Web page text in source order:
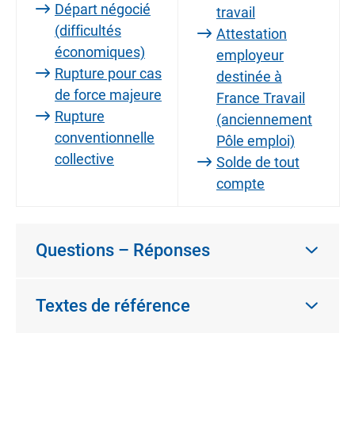
Départ négocié
(difficultés
économiques)
Rupture pour cas
de force majeure
Rupture
conventionnelle
collective
travail
Attestation
employeur
destinée à
France Travail
(anciennement
Pôle emploi)
Solde de tout
compte
Questions – Réponses
Textes de référence